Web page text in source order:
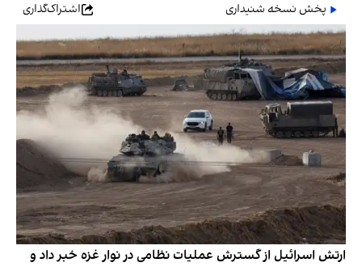
پخش نسخه شنیداری
اشتراک‌گذاری
ارتش اسرائیل از گسترش عملیات نظامی در نوار غزه خبر داد و